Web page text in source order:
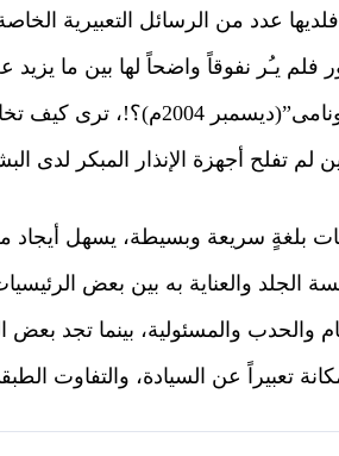
عدد من الرسائل التعبيرية
فلم يـُر نفوقاً واضحاً لها بين ما
في زلزال جنوب شرق
تفلح أجهزة الإنذار المبكر لدى
بلغةٍ سريعة وبسيطة، يسهل أيجاد
الجلد والعناية به بين بعض
والحدب والمسئولية، بينما تجد
تعبيراً عن السيادة، والتفاوت